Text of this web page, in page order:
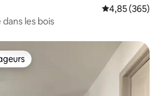
Évaluation
4,85 (365)
les bois
les plus appréciés